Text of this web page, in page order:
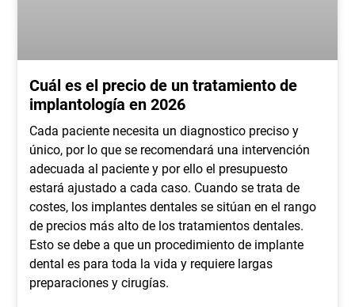
Cuál es el precio de un tratamiento de
implantología en 2026
Cada paciente necesita un diagnostico preciso y
único, por lo que se recomendará una intervención
adecuada al paciente y por ello el presupuesto
estará ajustado a cada caso. Cuando se trata de
costes, los implantes dentales se sitúan en el rango
de precios más alto de los tratamientos dentales.
Esto se debe a que un procedimiento de implante
dental es para toda la vida y requiere largas
preparaciones y cirugías.